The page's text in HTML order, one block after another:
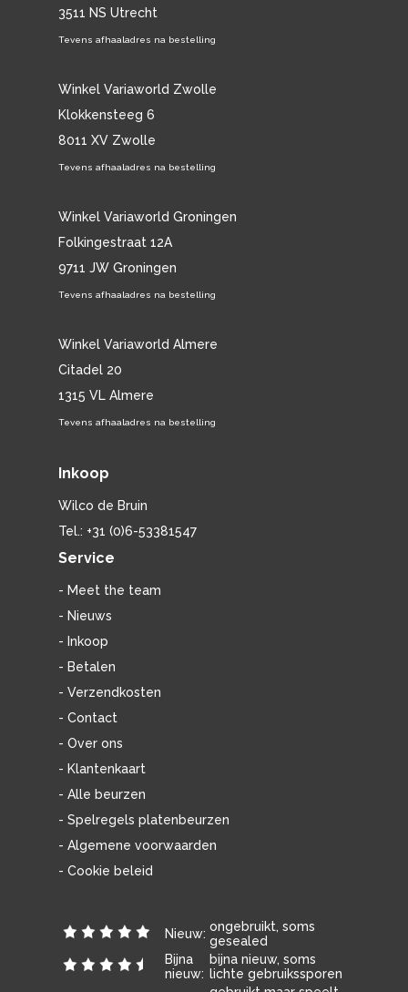
3511 NS Utrecht
Tevens afhaaladres na bestelling
Winkel Variaworld Zwolle
Klokkensteeg 6
8011 XV Zwolle
Tevens afhaaladres na bestelling
Winkel Variaworld Groningen
Folkingestraat 12A
9711 JW Groningen
Tevens afhaaladres na bestelling
Winkel Variaworld Almere
Citadel 20
1315 VL Almere
Tevens afhaaladres na bestelling
Inkoop
Wilco de Bruin
Tel.: +31 (0)6-53381547
Service
- Meet the team
- Nieuws
- Inkoop
- Betalen
- Verzendkosten
- Contact
- Over ons
- Klantenkaart
- Alle beurzen
- Spelregels platenbeurzen
- Algemene voorwaarden
- Cookie beleid
Nieuw: ongebruikt, soms
gesealed
Bijna
nieuw:
bijna nieuw, soms
lichte gebruikssporen